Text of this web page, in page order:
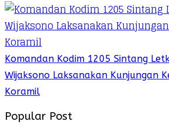
Komandan Kodim 1205 Sintang
Wijaksono Laksanakan Kunjungan
Koramil
Popular Post